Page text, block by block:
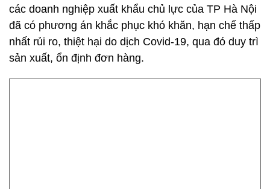
các doanh nghiệp xuất khẩu chủ lực của TP Hà Nội
đã có phương án khắc phục khó khăn, hạn chế thấp
nhất rủi ro, thiệt hại do dịch Covid-19, qua đó duy trì
sản xuất, ổn định đơn hàng.